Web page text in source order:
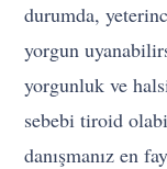
durumda,
yorgun
yorgunluk ve
sebebi tiroid
danışmanız en